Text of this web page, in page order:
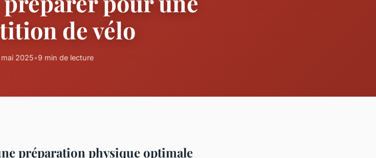
de vélo
2025•9 min de lecture
préparation physique optimale